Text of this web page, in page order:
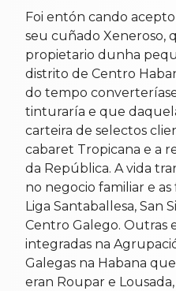
Foi entón cando
seu cuñado Xeneroso,
propietario dunha
distrito de Centro
do tempo
tinturaría e que
carteira de selectos
cabaret Tropicana e a
da República. A vida
no negocio familiar e
Liga Santaballesa, San
Centro Galego. Outras
integradas na
Galegas na Habana
eran Roupar e